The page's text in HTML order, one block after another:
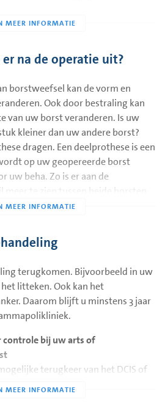
vestigingen in Breda, Den Bosch
bestraling krijgt.
na de operatie uit?
borstweefsel kan de vorm en
Ook door bestraling kan
van uw borst veranderen. Is uw
kleiner dan uw andere borst?
dragen. Een deelprothese is een
op uw geopereerde borst
uw beha. Zo is er aan de
meer te zien tussen beide borsten.
kan u meer vertellen over
borst door de plastisch chirurg te
mogelijk gelijk uitzien.
terugkomen. Bijvoorbeeld in uw
litteken. Ook kan het
Daarom blijft u minstens 3 jaar
bij uw arts of
terugkeer van het DCIS of